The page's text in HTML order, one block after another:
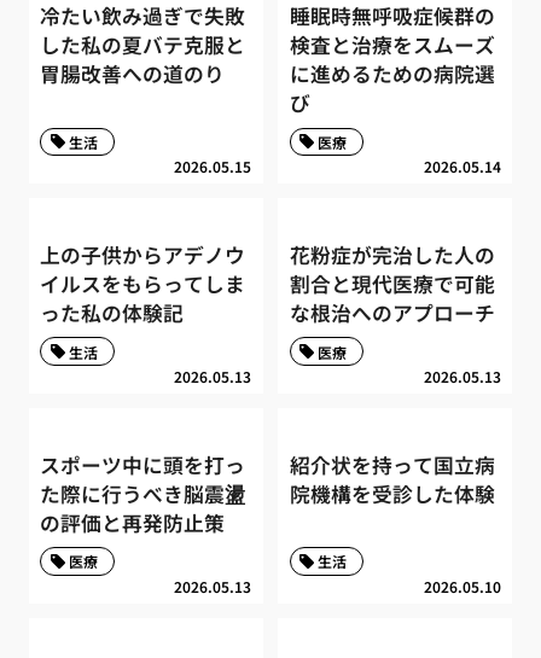
冷たい飲み過ぎで失敗
した私の夏バテ克服と
胃腸改善への道のり
2026.05.15
生活
睡眠時無呼吸症候群の
検査と治療をスムーズ
に進めるための病院選
び
2026.05.14
医療
上の子供からアデノウ
イルスをもらってしま
った私の体験記
2026.05.13
生活
花粉症が完治した人の
割合と現代医療で可能
な根治へのアプローチ
2026.05.13
医療
スポーツ中に頭を打っ
た際に行うべき脳震盪
の評価と再発防止策
2026.05.13
医療
紹介状を持って国立病
院機構を受診した体験
2026.05.10
生活